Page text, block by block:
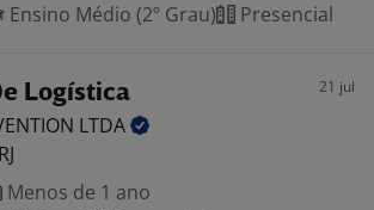
Ensino Médio (2º Grau) Presencial
Logística 21 jul
LTDA
Menos de 1 ano